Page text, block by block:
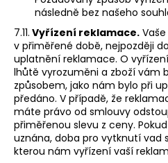
následně bez našeho
7.11. Vyřízení reklamace.
v přiměřené době, nejpozději
uplatnění reklamace. O
lhůtě vyrozuměni a zboží vám
způsobem, jako nám bylo při
předáno. V případě, že
máte právo od smlouvy
přiměřenou slevu z ceny.
uznána, doba pro vytknutí vad
kterou nám vyřízení vaší